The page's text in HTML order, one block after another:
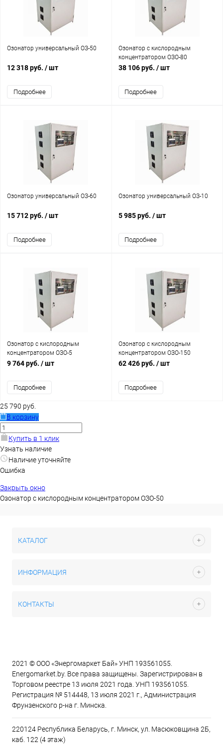
Озонатор универсальный ОЗ-50
12 318 руб. / шт
Подробнее
Озонатор с кислородным
концентратором ОЗО-80
38 106 руб. / шт
Подробнее
Озонатор универсальный ОЗ-60
15 712 руб. / шт
Подробнее
Озонатор универсальный ОЗ-10
5 985 руб. / шт
Подробнее
Озонатор с кислородным
концентратором ОЗО-5
9 764 руб. / шт
Подробнее
Озонатор с кислородным
концентратором ОЗО-150
62 426 руб. / шт
Подробнее
25 790 руб.
В корзину
Купить в 1 клик
Узнать наличие
Наличие уточняйте
Ошибка
Закрыть окно
Озонатор с кислородным концентратором ОЗО-50
КАТАЛОГ
ИНФОРМАЦИЯ
КОНТАКТЫ
2021 © ООО «Энергомаркет Бай» УНП 193561055.
Energomarket.by. Все права защищены. Зарегистрирован в
Торговом реестре 13 июля 2021 года. УНП 193561055.
Регистрация № 514448, 13 июля 2021 г., Администрация
Фрунзенского р-на г. Минска.
220124 Республика Беларусь, г. Минск, ул. Масюковщина 2Б,
каб. 122 (4 этаж)